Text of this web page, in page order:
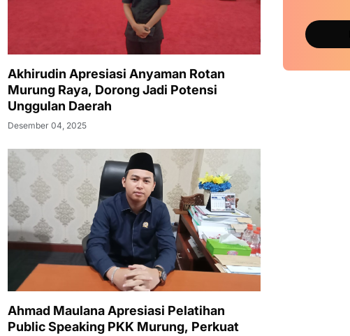
Akhirudin Apresiasi Anyaman Rotan
Murung Raya, Dorong Jadi Potensi
Unggulan Daerah
Desember 04, 2025
Ahmad Maulana Apresiasi Pelatihan
Public Speaking PKK Murung, Perkuat